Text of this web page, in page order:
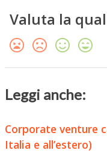
Valuta la
Leggi anche:
Corporate venture
Italia e all’estero)